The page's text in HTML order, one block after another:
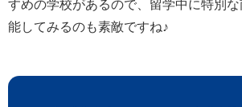
すめの学校があるので、留学中に特別
能してみるのも素敵ですね♪